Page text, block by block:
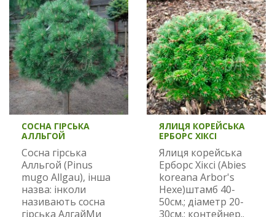
СОСНА ГІРСЬКА
АЛЛЬГОЙ
Сосна гірська
Алльгой (Pinus
mugo Allgau), інша
назва: інколи
називають сосна
гірська АлгайМи
ЯЛИЦЯ КОРЕЙСЬКА
ЕРБОРС ХІКСІ
Ялиця корейська
Ерборс Хіксі (Abies
koreana Arbor's
Hexe)штамб 40-
50см.; діаметр 20-
30см.; контейнер..